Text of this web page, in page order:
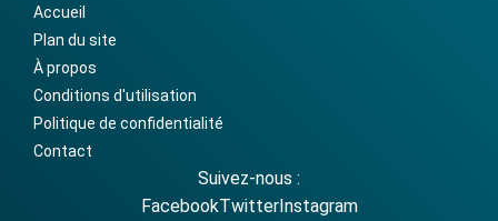
Accueil
Plan du site
À propos
Conditions d'utilisation
Politique de confidentialité
Contact
Suivez-nous :
FacebookTwitterInstagram